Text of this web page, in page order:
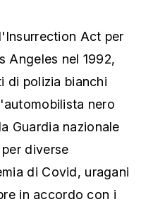
Act per
Angeles nel 1992,
di polizia bianchi
nero
Guardia nazionale
diverse
di Covid, uragani
in accordo con i